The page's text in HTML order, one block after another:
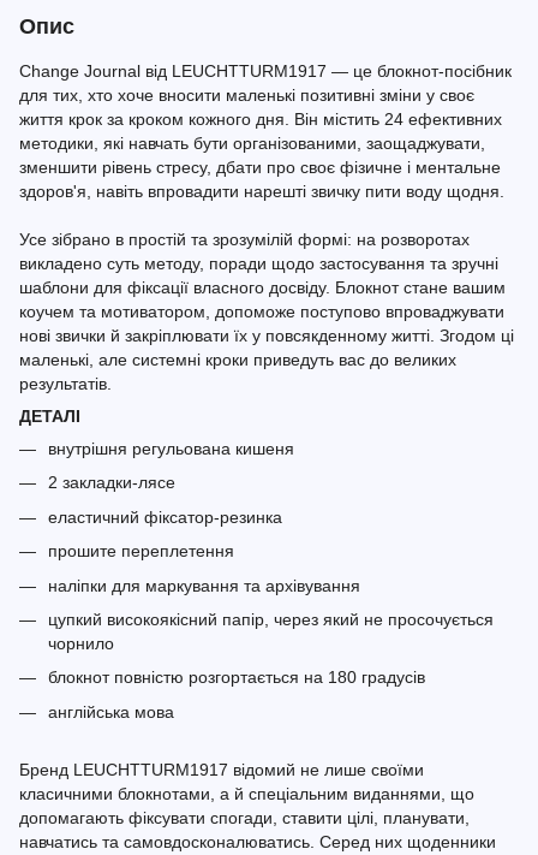
Опис
Change Journal від LEUCHTTURM1917 — це блокнот-посібник
для тих, хто хоче вносити маленькі позитивні зміни у своє
життя крок за кроком кожного дня. Він містить 24 ефективних
методики, які навчать бути організованими, заощаджувати,
зменшити рівень стресу, дбати про своє фізичне і ментальне
здоров'я, навіть впровадити нарешті звичку пити воду щодня.
Усе зібрано в простій та зрозумілій формі: на розворотах
викладено суть методу, поради щодо застосування та зручні
шаблони для фіксації власного досвіду. Блокнот стане вашим
коучем та мотиватором, допоможе поступово впроваджувати
нові звички й закріплювати їх у повсякденному житті. Згодом ці
маленькі, але системні кроки приведуть вас до великих
результатів.
ДЕТАЛІ
внутрішня регульована кишеня
2 закладки-лясе
еластичний фіксатор-резинка
прошите переплетення
наліпки для маркування та архівування
цупкий високоякісний папір, через який не просочується
чорнило
блокнот повністю розгортається на 180 градусів
англійська мова
Бренд LEUCHTTURM1917 відомий не лише своїми
класичними блокнотами, а й спеціальним виданнями, що
допомагають фіксувати спогади, ставити цілі, планувати,
навчатись та самовдосконалюватись. Серед них щоденники